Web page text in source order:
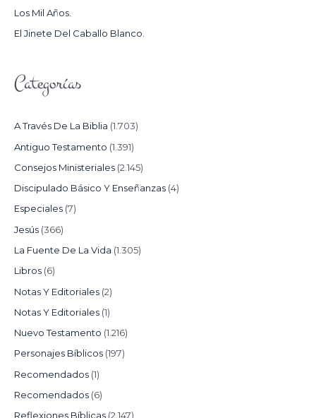
:Los Mil Años.
El Jinete Del Caballo Blanco.
Categorías
A Través De La Biblia (1.703)
Antiguo Testamento (1.391)
Consejos Ministeriales (2.145)
Discipulado Básico Y Enseñanzas (4)
Especiales (7)
Jesús (366)
La Fuente De La Vida (1.305)
Libros (6)
Notas Y Editoriales (2)
Notas Y Editoriales (1)
Nuevo Testamento (1.216)
Personajes Bíblicos (197)
Recomendados (1)
Recomendados (6)
Reflexiones Bíblicas (2.147)